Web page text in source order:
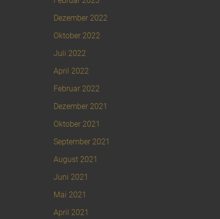
Dezember 2022
Oktober 2022
Juli 2022
April 2022
Februar 2022
Dezember 2021
Oktober 2021
September 2021
August 2021
Juni 2021
Mai 2021
April 2021